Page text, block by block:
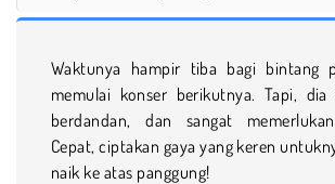
Waktunya hampir tiba bagi bintang
memulai konser berikutnya. Tapi, dia
berdandan, dan sangat
Cepat, ciptakan gaya yang keren
naik ke atas panggung!